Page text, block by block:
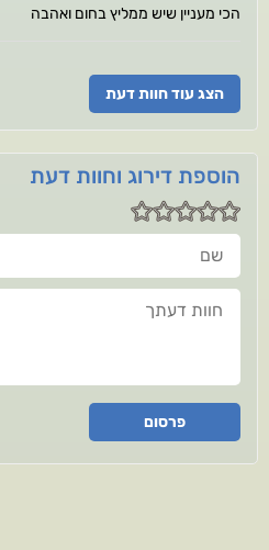
הכי מעניין שיש ממליץ בחום ואהבה
הצג עוד חוות דעת
הוספת דירוג וחוות דעת
שם
חוות דעתך
פרסום